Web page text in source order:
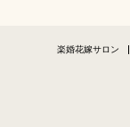
楽婚花嫁サロン